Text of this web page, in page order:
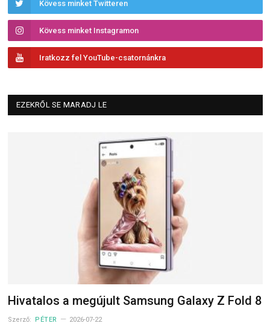
Kövess minket Twitteren
Kövess minket Instagramon
Iratkozz fel YouTube-csatornánkra
EZEKRŐL SE MARADJ LE
Hivatalos a megújult Samsung Galaxy Z Fold 8
Szerző: PÉTER 2026-07-22